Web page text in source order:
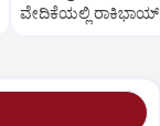
ವೇದಿಕೆಯಲ್ಲಿ ರಾಕಿಭಾಯ್‌